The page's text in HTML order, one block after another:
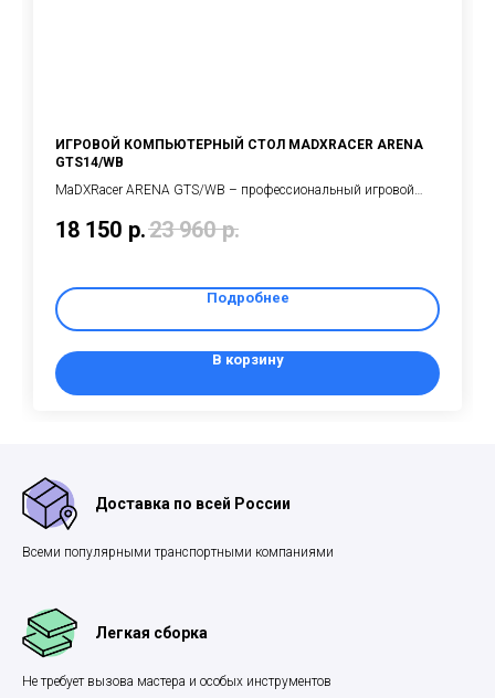
ИГРОВОЙ КОМПЬЮТЕРНЫЙ СТОЛ MADXRACER ARENA
GTS14/WB
MaDXRacer ARENA GTS/WB – профессиональный игровой
высоты от 700 до 800 мм (шаг 20 мм)
18 150 р.23 960 р.
Подробнее
В корзину
Доставка по всей России
Всеми популярными транспортными компаниями
Легкая сборка
Не требует вызова мастера и особых инструментов